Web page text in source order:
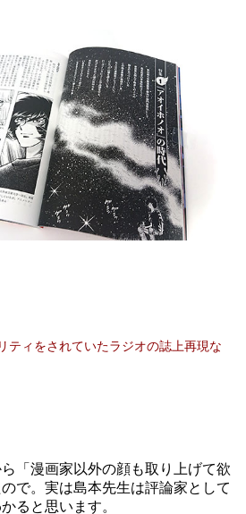
ィをされていたラジオの誌上再現な
「漫画家以外の顔も取り上げて欲
で。実は島本先生は評論家として
ると思います。